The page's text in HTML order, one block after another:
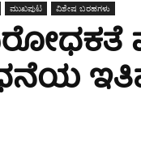
ಮುಖಪುಟ ವಿಶೇಷ ಬರಹಗಳು